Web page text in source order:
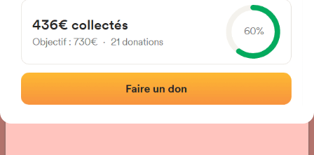
Photos Commentaires et avis